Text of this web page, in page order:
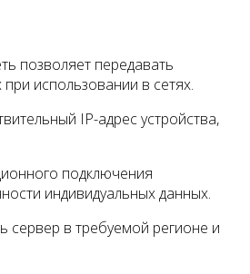
позволяет передавать
использовании в сетях.
IP-адрес устройства,
подключения
индивидуальных данных.
сервер в требуемой регионе и